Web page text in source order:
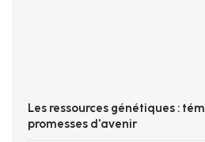
Les ressources génétiques :
promesses d'avenir